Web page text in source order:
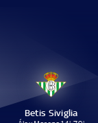
Betis Siviglia